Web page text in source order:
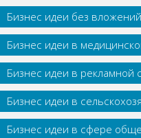
Бизнес идеи без вложений
Бизнес идеи в
Бизнес идеи в рекламной
Бизнес идеи в
Бизнес идеи в сфере